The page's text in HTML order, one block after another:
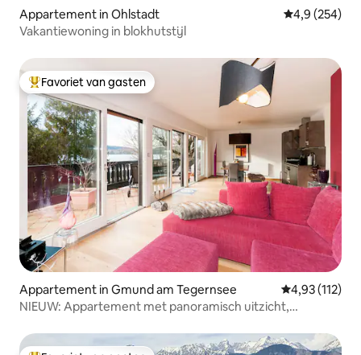
Appartement in Ohlstadt Gemiddelde
4,9 (254)
Vakantiewoning in blokhutstijl
Topfavoriet van gasten
Favoriet van gasten
Appartement in Gmund am Tegernsee Gemiddelde
4,93 (112)
NIEUW: Appartement met panoramisch uitzicht,